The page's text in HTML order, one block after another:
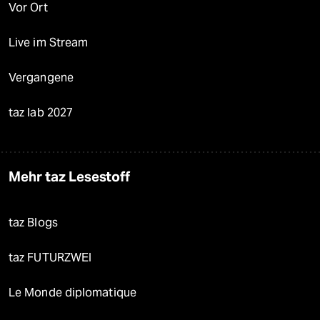
Vor Ort
Live im Stream
Vergangene
taz lab 2027
Mehr taz Lesestoff
taz Blogs
taz FUTURZWEI
Le Monde diplomatique